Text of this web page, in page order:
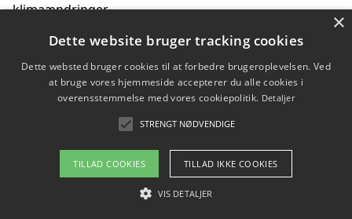
klimaændringer
Hvordan klimaændringer påvirker danske unges
gaveønsker
Om / kontakt
Blog Betingelser
×
Dette website bruger tracking cookies
Dette websted bruger cookies til at forbedre brugeroplevelsen. Ved
at bruge vores hjemmeside accepterer du alle cookies i
overensstemmelse med vores cookiepolitik. Detaljer
STRENGT NØDVENDIGE
TILLAD COOKIES TILLAD IKKE COOKIES
VIS DETALJER